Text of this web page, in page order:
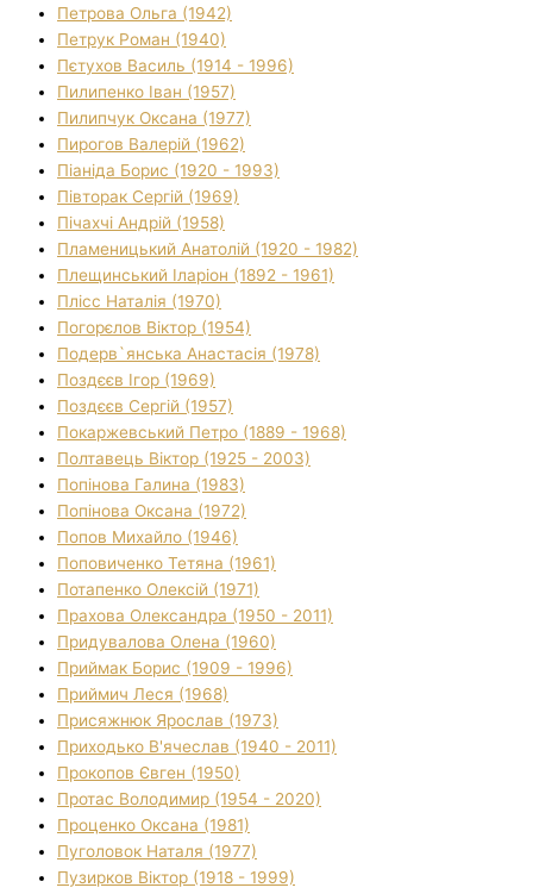
Петрова Ольга (1942)
Петрук Роман (1940)
Пєтухов Василь (1914 - 1996)
Пилипенко Іван (1957)
Пилипчук Оксана (1977)
Пирогов Валерій (1962)
Піаніда Борис (1920 - 1993)
Півторак Сергій (1969)
Пічахчі Андрій (1958)
Пламеницький Анатолій (1920 - 1982)
Плещинський Іларіон (1892 - 1961)
Плісс Наталія (1970)
Погорєлов Віктор (1954)
Подерв`янська Анастасія (1978)
Поздєєв Ігор (1969)
Поздєєв Сергій (1957)
Покаржевський Петро (1889 - 1968)
Полтавець Віктор (1925 - 2003)
Попінова Галина (1983)
Попінова Оксана (1972)
Попов Михайло (1946)
Поповиченко Тетяна (1961)
Потапенко Олексій (1971)
Прахова Олександра (1950 - 2011)
Придувалова Олена (1960)
Приймак Борис (1909 - 1996)
Приймич Леся (1968)
Присяжнюк Ярослав (1973)
Приходько В'ячеслав (1940 - 2011)
Прокопов Євген (1950)
Протас Володимир (1954 - 2020)
Проценко Оксана (1981)
Пуголовок Наталя (1977)
Пузирков Віктор (1918 - 1999)